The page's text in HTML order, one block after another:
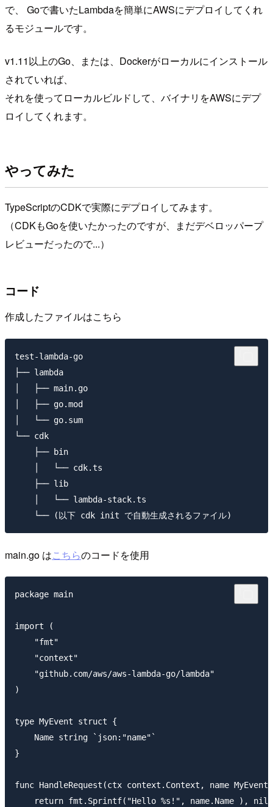
で、 Goで書いたLambdaを簡単にAWSにデプロイしてくれ
るモジュールです。
v1.11以上のGo、または、Dockerがローカルにインストール
されていれば、
それを使ってローカルビルドして、バイナリをAWSにデプ
ロイしてくれます。
やってみた
TypeScriptのCDKで実際にデプロイしてみます。
（CDKもGoを使いたかったのですが、まだデベロッパープ
レビューだったので...）
コード
作成したファイルはこちら
test-lambda-go
├── lambda
│   ├── main.go
│   ├── go.mod
│   └── go.sum
└── cdk
    ├── bin
    │   └── cdk.ts
    ├── lib
    │   └── lambda-stack.ts
main.go はこちらのコードを使用
package main
import (
    "fmt"
    "context"
    "github.com/aws/aws-lambda-go/lambda"
)
type MyEvent struct {
    Name string `json:"name"`
}
func HandleRequest(ctx context.Context, name
    return fmt.Sprintf("Hello %s!", name.Name ), nil